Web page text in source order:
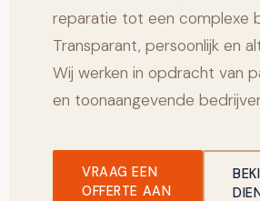
reparatie tot een complexe
Transparant, persoonlijk en
Wij werken in opdracht van
en toonaangevende
VRAAG EEN
OFFERTE AAN